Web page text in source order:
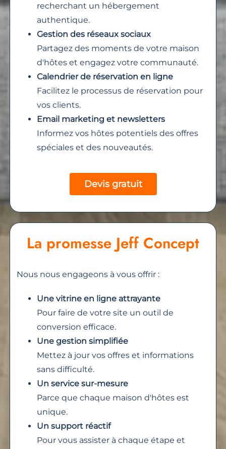
recherchant un hébergement
authentique.
Gestion des réseaux sociaux
Partagez des moments de votre maison
d'hôtes et engagez votre communauté.
Calendrier de réservation en ligne
Facilitez le processus de réservation pour
vos clients.
Email marketing et newsletters
Informez vos hôtes potentiels des offres
spéciales et des nouveautés.
Devis gratuit
La promesse Jeff Concept
Nous nous engageons à vous offrir :
Une vitrine en ligne attrayante
Pour faire de votre site un outil de
conversion efficace.
Une gestion simplifiée
Mettez à jour vos offres et informations
sans difficulté.
Un service sur-mesure
Parce que chaque maison d'hôtes est
unique.
Un support réactif
Pour vous assister à chaque étape et